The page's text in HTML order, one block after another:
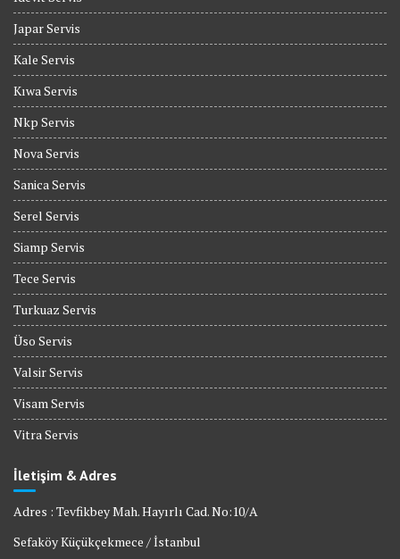
Japar Servis
Kale Servis
Kıwa Servis
Nkp Servis
Nova Servis
Sanica Servis
Serel Servis
Siamp Servis
Tece Servis
Turkuaz Servis
Üso Servis
Valsir Servis
Visam Servis
Vitra Servis
İletişim & Adres
Adres : Tevfikbey Mah. Hayırlı Cad. No:10/A
Sefaköy Küçükçekmece / İstanbul